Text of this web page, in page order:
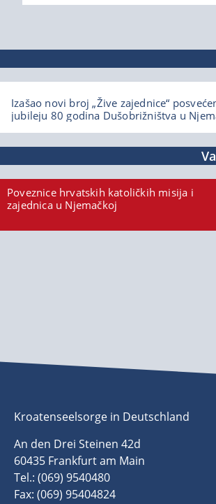
Izašao novi broj „Žive zajednice“
jubileju 80 godina Dušobrižništva u
Poveznice hrvatskih katoličkih misija i
zajednica u Njemačkoj
Kroatenseelsorge in Deutschland
An den Drei Steinen 42d
60435 Frankfurt am Main
Tel.: (069) 9540480
Fax: (069) 95404824